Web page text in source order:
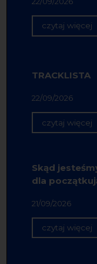
czytaj więcej
TRACKLISTA
22/09/2026
czytaj więcej
Skąd
dla
21/09/2026
czytaj więcej